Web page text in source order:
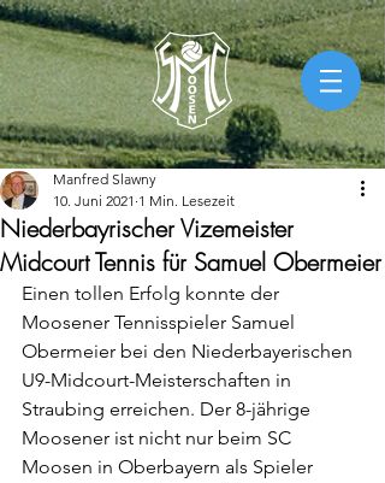
Niederbayrischer Vizemeister
Midcourt Tennis für Samuel Obermeier
Manfred Slawny
10. Juni 2021 1 Min. Lesezeit
Einen tollen Erfolg konnte der
Moosener Tennisspieler Samuel
Obermeier bei den Niederbayerischen
U9-Midcourt-Meisterschaften in
Straubing erreichen. Der 8-jährige
Moosener ist nicht nur beim SC
Moosen in Oberbayern als Spieler